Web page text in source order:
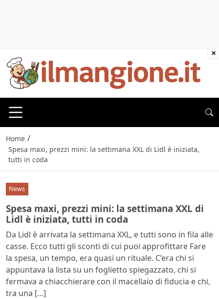
Home /
Spesa maxi, prezzi mini: la settimana XXL di Lidl è iniziata,
tutti in coda
News
Spesa maxi, prezzi mini: la settimana XXL di
Lidl è iniziata, tutti in coda
Da Lidl è arrivata la settimana XXL, e tutti sono in fila alle
casse. Ecco tutti gli sconti di cui puoi approfittare Fare
la spesa, un tempo, era quasi un rituale. C’era chi si
appuntava la lista su un foglietto spiegazzato, chi si
fermava a chiacchierare con il macellaio di fiducia e chi,
tra una […]
×